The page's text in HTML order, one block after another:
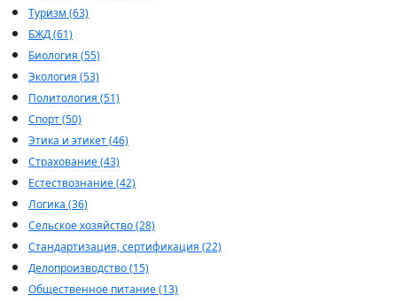
Туризм (63)
БЖД (61)
Биология (55)
Экология (53)
Политология (51)
Спорт (50)
Этика и этикет (46)
Страхование (43)
Естествознание (42)
Логика (36)
Сельское хозяйство (28)
Стандартизация, сертификация (22)
Делопроизводство (15)
Общественное питание (13)